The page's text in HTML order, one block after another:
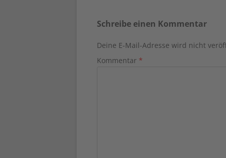
Schreibe einen Kommentar
Deine E-Mail-Adresse wird nicht
Kommentar *